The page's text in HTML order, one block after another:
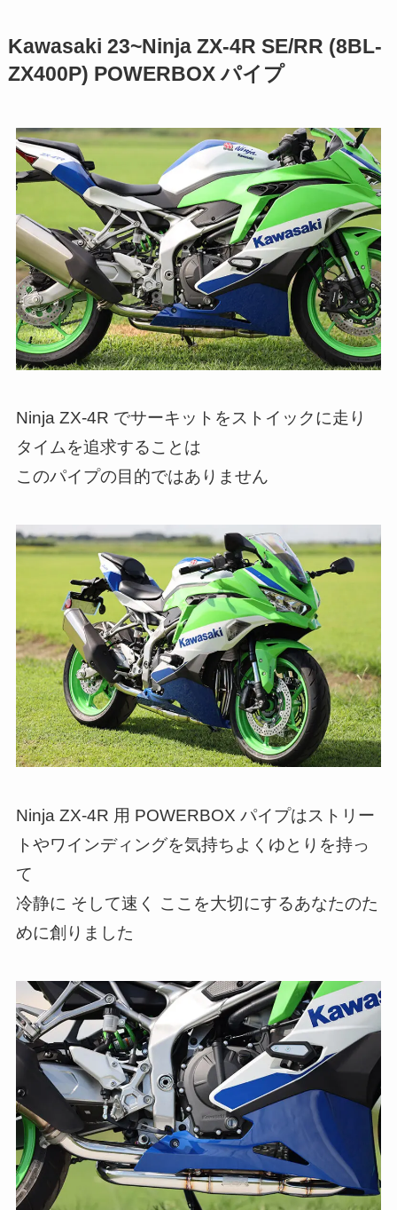
Kawasaki 23~Ninja ZX-4R SE/RR (8BL-
ZX400P) POWERBOX パイプ
Ninja ZX-4R でサーキットをストイックに走り
タイムを追求することは
このパイプの目的ではありません
Ninja ZX-4R 用 POWERBOX パイプはストリー
トやワインディングを気持ちよくゆとりを持っ
て
冷静に そして速く ここを大切にするあなたのた
めに創りました